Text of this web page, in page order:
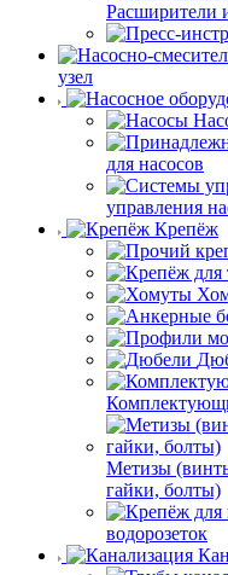
Расширители
узел
для насосов
управления
Крепёж
Метизы
гайки, болты)
водорозеток